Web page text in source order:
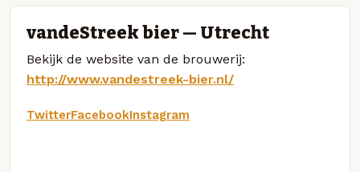
vandeStreek bier — Utrecht
Bekijk de website van de brouwerij:
http://www.vandestreek-bier.nl/
TwitterFacebookInstagram